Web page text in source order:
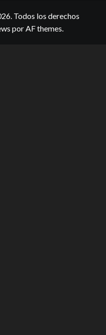
Todos los derechos
por AF themes.